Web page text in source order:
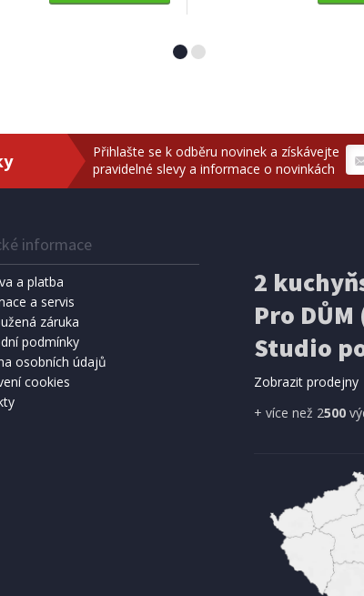
Přihlašte se k odběru novinek a získávejte
pravidelné slevy a informace o novinkách
informace
a platba
a servis
záruka
podmínky
osobních údajů
cookies
2
Pro
Studio
Zobrazit prodejny
+ více než 2500